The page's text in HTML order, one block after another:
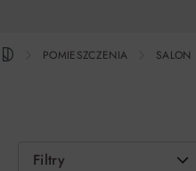
POMIESZCZENIA SALON
Filtry